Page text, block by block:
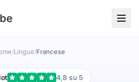
/Lingue/Francese
4,8 su 5